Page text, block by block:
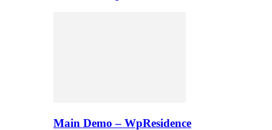
Main Demo – WpResidence